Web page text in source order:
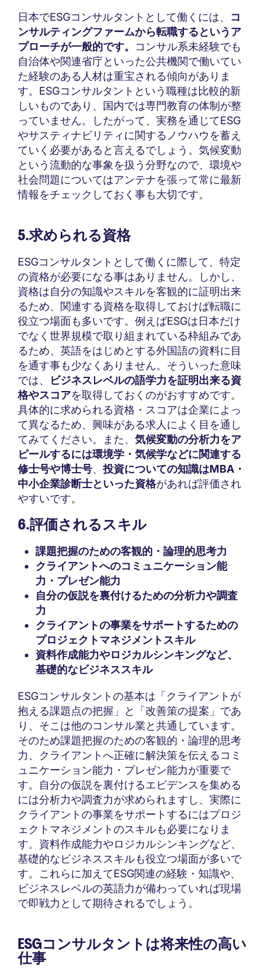
日本でESGコンサルタントとして働くには、 コ
ンサルティングファームから転職するというア
プローチが一般的です。 コンサル系未経験でも
自治体や関連省庁といった公共機関で働いてい
た経験のある人材は重宝される傾向がありま
す。ESGコンサルタントという職種は比較的新
しいものであり、国内では専門教育の体制が整
っていません。したがって、実務を通じてESG
やサスティナビリティに関するノウハウを蓄え
ていく必要があると言えるでしょう。気候変動
という流動的な事象を扱う分野なので、環境や
社会問題についてはアンテナを張って常に最新
情報をチェックしておく事も大切です。
5.求められる資格
ESGコンサルタントとして働くに際して、特定
の資格が必要になる事はありません。しかし、
資格は自分の知識やスキルを客観的に証明出来
るため、関連する資格を取得しておけば転職に
役立つ場面も多いです。例えばESGは日本だけ
でなく世界規模で取り組まれている枠組みであ
るため、英語をはじめとする外国語の資料に目
を通す事も少なくありません。そういった意味
では、
ビジネスレベルの語学力を証明出来る資
格やスコアを取得しておくのがおすすめです。
具体的に求められる資格・スコアは企業によっ
て異なるため、興味がある求人によく目を通し
てみてください。また、 気候変動の分析力をア
ピールするには環境学・気候学などに関連する
修士号や博士号、投資についての知識はMBA・
中小企業診断士といった資格があれば評価され
やすいです。
6.評価されるスキル
課題把握のための客観的・論理的思考力
クライアントへのコミュニケーション能
力・プレゼン能力
自分の仮説を裏付けるための分析力や調査
力
クライアントの事業をサポートするための
プロジェクトマネジメントスキル
資料作成能力やロジカルシンキングなど、
基礎的なビジネススキル
ESGコンサルタントの基本は「クライアントが
抱える課題点の把握」と「改善策の提案」であ
り、そこは他のコンサル業と共通しています。
そのため課題把握のための客観的・論理的思考
力、クライアントへ正確に解決策を伝えるコミ
ュニケーション能力・プレゼン能力が重要で
す。自分の仮説を裏付けるエビデンスを集める
には分析力や調査力が求められますし、実際に
クライアントの事業をサポートするにはプロジ
ェクトマネジメントのスキルも必要になりま
す。資料作成能力やロジカルシンキングなど、
基礎的なビジネススキルも役立つ場面が多いで
す。これらに加えてESG関連の経験・知識や、
ビジネスレベルの英語力が備わっていれば現場
で即戦力として期待されるでしょう。
ESGコンサルタントは将来性の高い
仕事